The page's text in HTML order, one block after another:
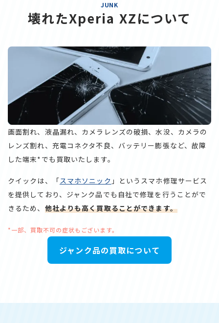
JUNK
壊れたXperia XZについて
画面割れ、液晶漏れ、カメラレンズの破損、水没、カメラの
レンズ割れ、充電コネクタ不良、バッテリー膨張など、故障
した端末*でも買取いたします。
クイックは、「スマホソニック 」というスマホ修理サービス
を提供しており、ジャンク品でも自社で修理を行うことがで
きるため、 他社よりも高く買取ることができます。
*一部、買取不可の症状もございます。
ジャンク品の買取について